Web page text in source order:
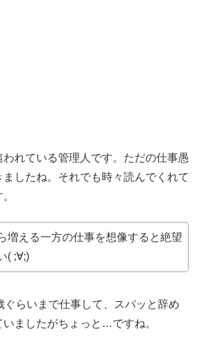
れている管理人です。ただの仕事愚
したね。それでも時々読んでくれて
増える一方の仕事を想像すると絶望
( ;∀;)
ぐらいまで仕事して、スパッと辞め
ましたがちょっと…ですね。